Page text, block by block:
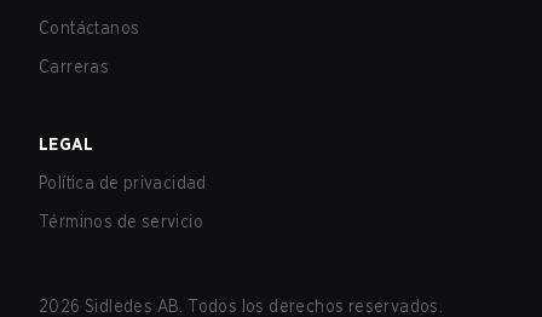
Contáctanos
Carreras
LEGAL
Política de privacidad
Términos de servicio
2026 Sidledes AB. Todos los derechos reservados.